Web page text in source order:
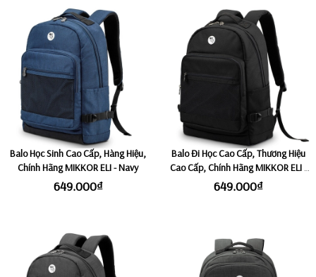
Balo Học Sinh Cao Cấp, Hàng Hiệu,
Chính Hãng MIKKOR ELI - Navy
649.000₫
Balo Đi Học Cao Cấp, Thương Hiệu
Cao Cấp, Chính Hãng MIKKOR ELI -
Black
649.000₫